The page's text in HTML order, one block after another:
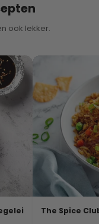
ook lekker.
The Spice